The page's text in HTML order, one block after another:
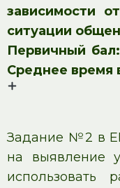
зависимости
ситуации
Первичный бал:
Среднее время
Задание №2 в
на выявление
использовать